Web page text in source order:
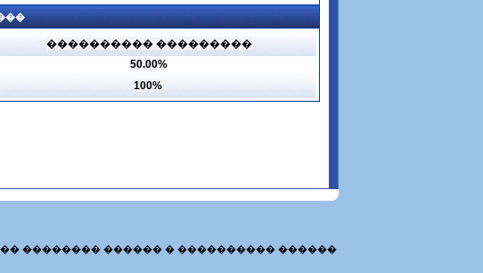
���������� ���������
50.00%
100%
�������� ������ � ���������� ������